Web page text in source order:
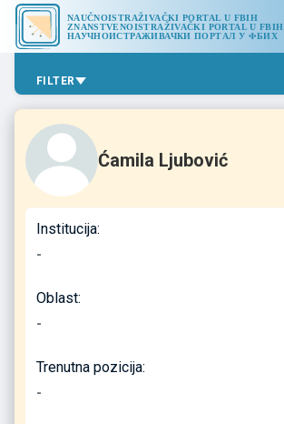
NAUČNOISTRAŽIVAČKI PORTAL U FBIH
ZNANSTVENOISTRAŽIVAČKI PORTAL U FBIH
НАУЧНОИСТРАЖИВАЧКИ ПОРТАЛ У ФБИХ
FILTER
Ćamila Ljubović
Institucija:
-
Oblast:
-
Trenutna pozicija:
-